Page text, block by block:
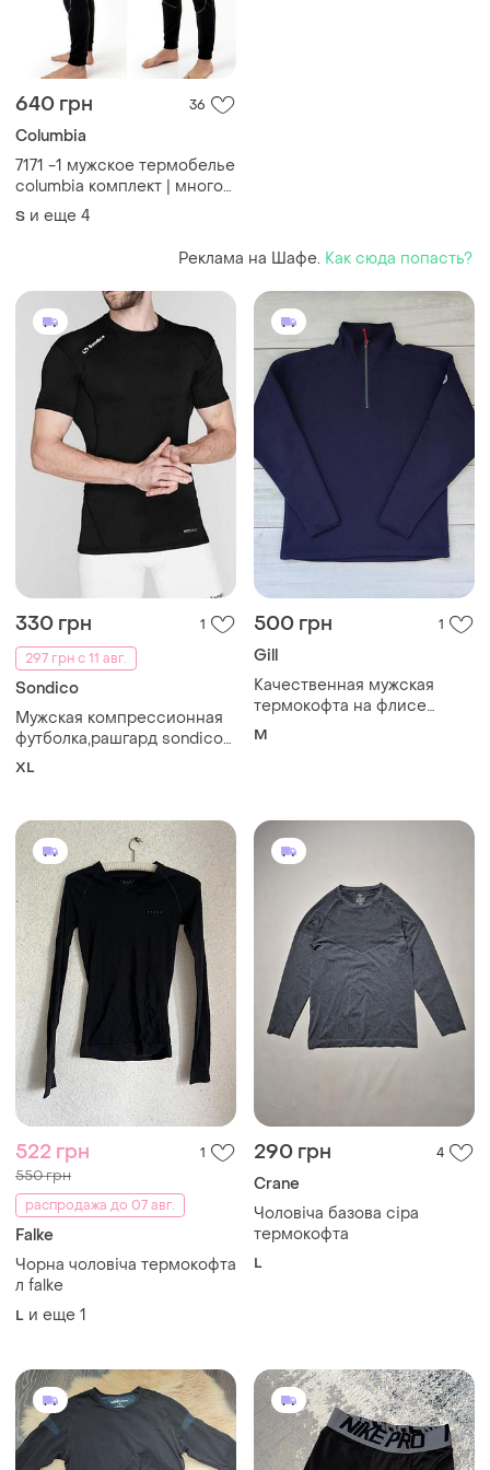
640 грн 36
Columbia
7171 -1 мужское термобелье
columbia комплект | много
размеров s-xxl | тепла +
влагоотводящая | для зимы
S и еще 4
Реклама на Шафе. Как сюда попасть?
330 грн
1
297 грн с 11 авг.
Sondico
Мужская компрессионная
футболка,рашгард sondico
core base, размер
XL
500 грн 1
Gill
Качественная мужская
термокофта на флисе
кофта для яхтинга
M
522 грн 1
550 грн
распродажа до 07 авг.
Falke
Чорна чоловіча термокофта
л falke
L и еще 1
290 грн 4
Crane
Чоловіча базова сіра
термокофта
L